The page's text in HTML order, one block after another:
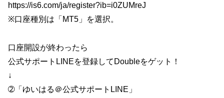
https://is6.com/ja/register?ib=i0ZUMreJ
※口座種別は「MT5」を選択。
口座開設が終わったら
公式サポートLINEを登録してDoubleをゲット！
↓
➁「ゆいはる＠公式サポートLINE」